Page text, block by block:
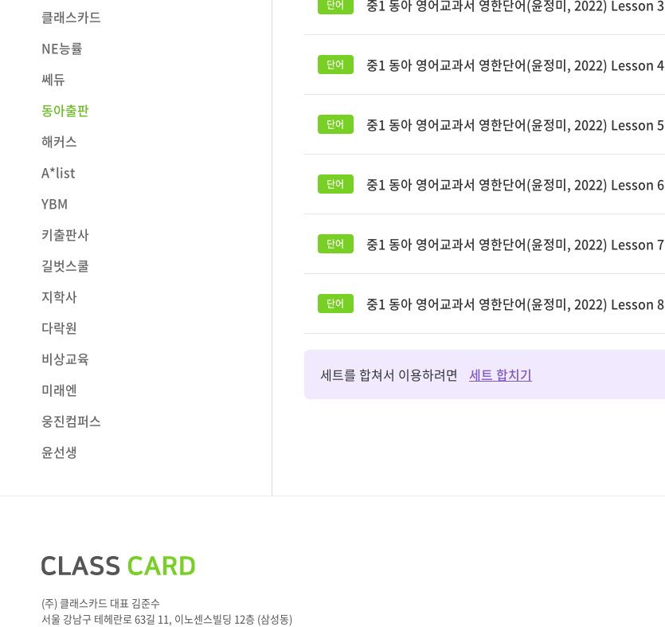
클래스카드
NE능률
쎄듀
동아출판
해커스
A*list
YBM
키출판사
길벗스쿨
지학사
다락원
비상교육
미래엔
웅진컴퍼스
윤선생
중1 동아 영어교과서 영한단어(윤정미, 2022) Lesson 3
중1 동아 영어교과서 영한단어(윤정미, 2022) Lesson 4
중1 동아 영어교과서 영한단어(윤정미, 2022) Lesson 5
중1 동아 영어교과서 영한단어(윤정미, 2022) Lesson 6
중1 동아 영어교과서 영한단어(윤정미, 2022) Lesson 7
중1 동아 영어교과서 영한단어(윤정미, 2022) Lesson 8
세트를 합쳐서 이용하려면 세트 합치기
(주) 클래스카드 대표 김준수
서울 강남구 테헤란로 63길 11, 이노센스빌딩 12층 (삼성동)